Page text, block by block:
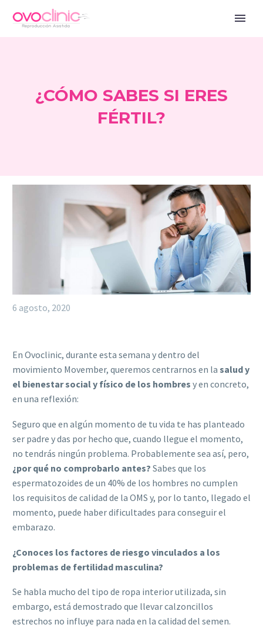
¿CÓMO SABES SI ERES
FÉRTIL?
6 agosto, 2020
En Ovoclinic, durante esta semana y dentro del
movimiento Movember, queremos centrarnos en la salud y
el bienestar social y físico de los hombres y en concreto,
en una reflexión:
Seguro que en algún momento de tu vida te has planteado
ser padre y das por hecho que, cuando llegue el momento,
no tendrás ningún problema. Probablemente sea así, pero,
¿por qué no comprobarlo antes? Sabes que los
espermatozoides de un 40% de los hombres no cumplen
los requisitos de calidad de la OMS y, por lo tanto, llegado el
momento, puede haber dificultades para conseguir el
embarazo.
¿Conoces los factores de riesgo vinculados a los
problemas de fertilidad masculina?
Se habla mucho del tipo de ropa interior utilizada, sin
embargo, está demostrado que llevar calzoncillos
estrechos no influye para nada en la calidad del semen.